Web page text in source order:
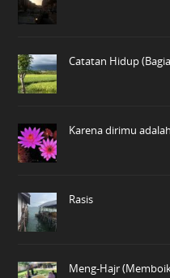
Catatan Hidup
Karena dirimu
Rasis
Meng-Hajr